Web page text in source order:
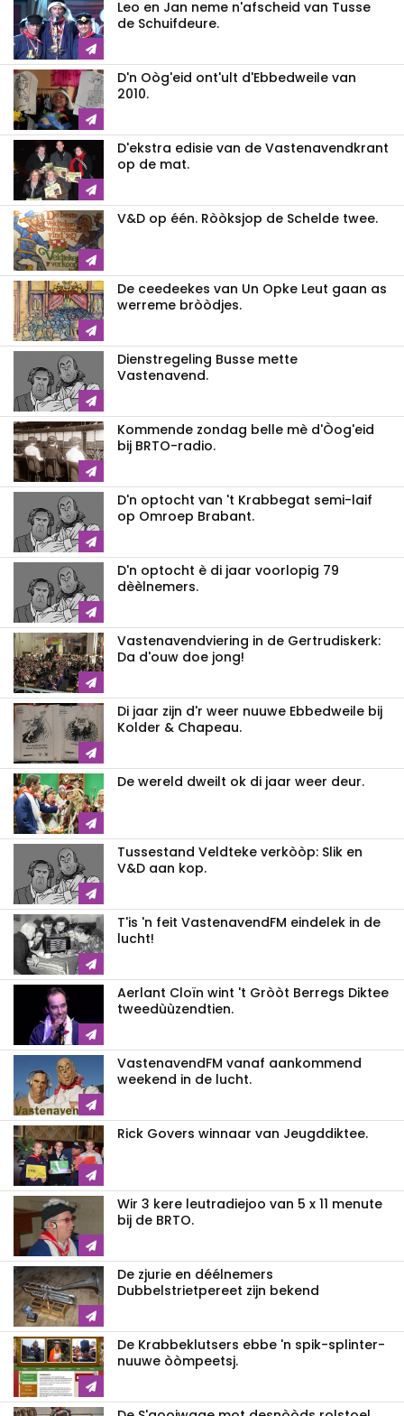
Leo en Jan neme n'afscheid van Tusse
de Schuifdeure.
D'n Oòg'eid ont'ult d'Ebbedweile van
2010.
D'ekstra edisie van de Vastenavendkrant
op de mat.
V&D op één. Ròòksjop de Schelde twee.
De ceedeekes van Un Opke Leut gaan as
werreme bròòdjes.
Dienstregeling Busse mette
Vastenavend.
Kommende zondag belle mè d'Òog'eid
bij BRTO-radio.
D'n optocht van 't Krabbegat semi-laif
op Omroep Brabant.
D'n optocht è di jaar voorlopig 79
dèèlnemers.
Vastenavendviering in de Gertrudiskerk:
Da d'ouw doe jong!
Di jaar zijn d'r weer nuuwe Ebbedweile bij
Kolder & Chapeau.
De wereld dweilt ok di jaar weer deur.
Tussestand Veldteke verkòòp: Slik en
V&D aan kop.
T'is 'n feit VastenavendFM eindelek in de
lucht!
Aerlant Cloïn wint 't Gròòt Berregs Diktee
tweedùùzendtien.
VastenavendFM vanaf aankommend
weekend in de lucht.
Rick Govers winnaar van Jeugddiktee.
Wir 3 kere leutradiejoo van 5 x 11 menute
bij de BRTO.
De zjurie en déélnemers
Dubbelstrietpereet zijn bekend
De Krabbeklutsers ebbe 'n spik-splinter-
nuuwe òòmpeetsj.